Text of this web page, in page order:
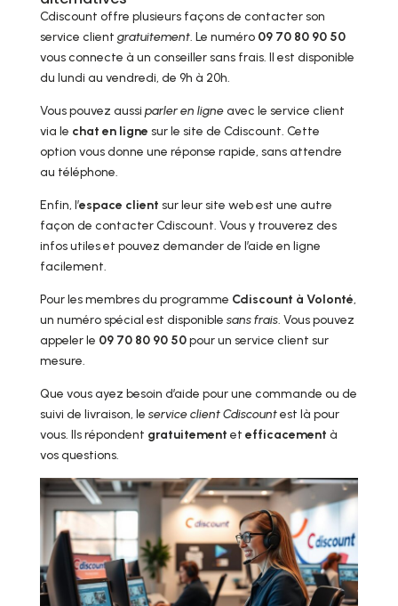
Cdiscount offre plusieurs façons de contacter son
service client gratuitement. Le numéro 09 70 80 90 50
vous connecte à un conseiller sans frais. Il est disponible
du lundi au vendredi, de 9h à 20h.
Vous pouvez aussi parler en ligneavec le service client
via le chat en ligne sur le site de Cdiscount. Cette
option vous donne une réponse rapide, sans attendre
au téléphone.
Enfin, l’espace client sur leur site web est une autre
façon de contacter Cdiscount. Vous y trouverez des
infos utiles et pouvez demander de l’aide en ligne
facilement.
Pour les membres du programme Cdiscount à Volonté,
un numéro spécial est disponible sans frais. Vous pouvez
appeler le 09 70 80 90 50pour un service client sur
mesure.
Que vous ayez besoin d’aide pour une commande ou de
suivi de livraison, le service client Cdiscountest là pour
vous. Ils répondent gratuitement et efficacement à
vos questions.